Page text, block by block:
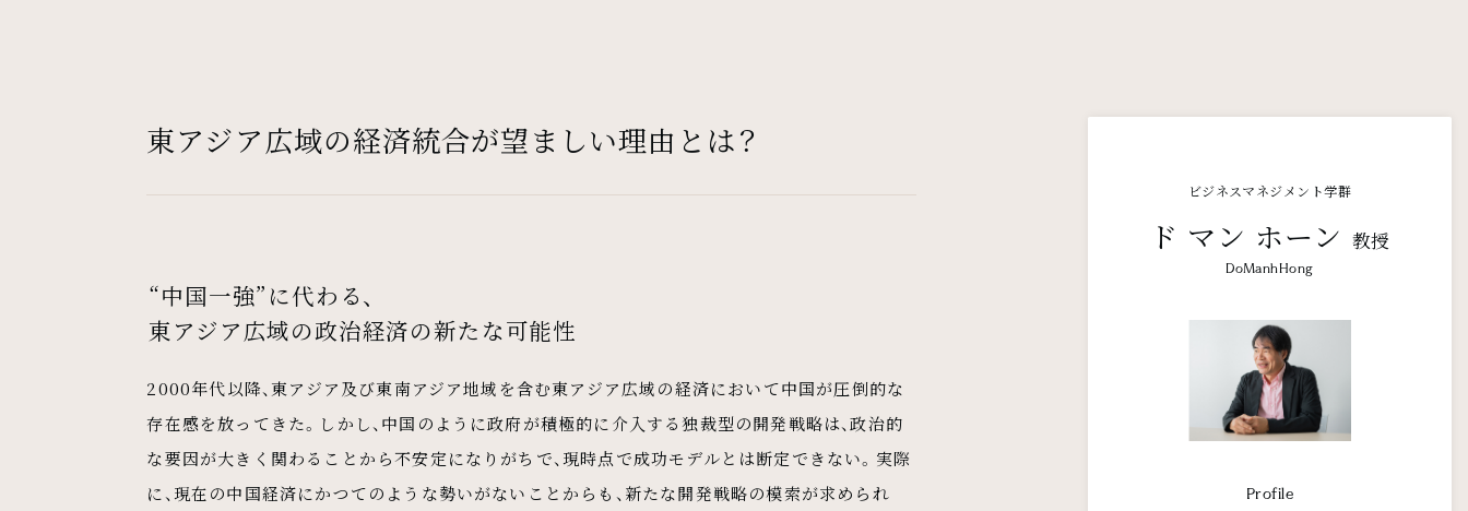
ビジネスマネジメント学群
ド マン ホーン 教授
DoManhHong
Profile
東アジア広域の経済統合が望ましい理由とは？
“中国一強”に代わる、
東アジア広域の政治経済の新たな可能性
2000年代以降、東アジア及び東南アジア地域を含む東アジア広域の経済において中国が圧倒的な
存在感を放ってきた。しかし、中国のように政府が積極的に介入する独裁型の開発戦略は、政治的
な要因が大きく関わることから不安定になりがちで、現時点で成功モデルとは断定できない。実際
に、現在の中国経済にかつてのような勢いがないことからも、新たな開発戦略の模索が求められ